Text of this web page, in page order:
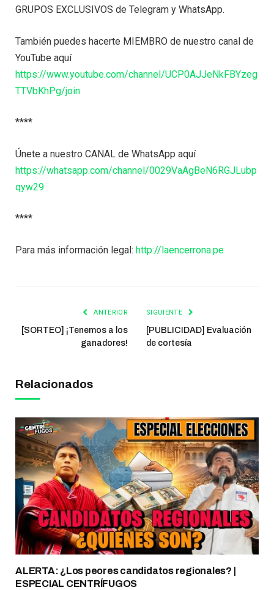
GRUPOS EXCLUSIVOS de Telegram y WhatsApp.
También puedes hacerte MIEMBRO de nuestro canal de
YouTube aquí
https://www.youtube.com/channel/UCP0AJJeNkFBYzeg
TTVbKhPg/join
****
Únete a nuestro CANAL de WhatsApp aquí
https://whatsapp.com/channel/0029VaAgBeN6RGJLubp
qyw29
****
Para más información legal: http://laencerrona.pe
ANTERIOR
[SORTEO] ¡Tenemos a los
ganadores!
SIGUIENTE
[PUBLICIDAD] Evaluación
de cortesía
Relacionados
ALERTA: ¿Los peores candidatos regionales? |
ESPECIAL CENTRÍFUGOS